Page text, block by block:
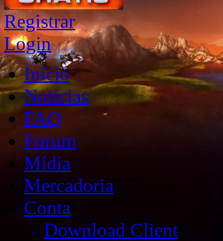
Registrar
Login
Início
Notícias
FAQ
Fórum
Mídia
Mercadoria
Conta
Download Client